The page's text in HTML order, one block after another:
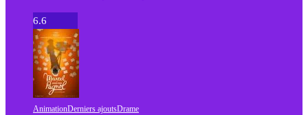
6.6
AnimationDerniers ajoutsDrame